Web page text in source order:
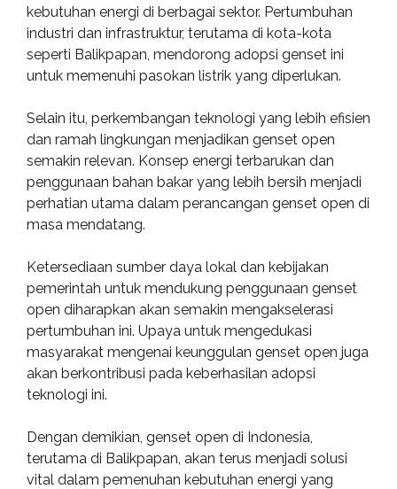
kebutuhan energi di berbagai sektor. Pertumbuhan
industri dan infrastruktur, terutama di kota-kota
seperti Balikpapan, mendorong adopsi genset ini
untuk memenuhi pasokan listrik yang diperlukan.
Selain itu, perkembangan teknologi yang lebih efisien
dan ramah lingkungan menjadikan genset open
semakin relevan. Konsep energi terbarukan dan
penggunaan bahan bakar yang lebih bersih menjadi
perhatian utama dalam perancangan genset open di
masa mendatang.
Ketersediaan sumber daya lokal dan kebijakan
pemerintah untuk mendukung penggunaan genset
open diharapkan akan semakin mengakselerasi
pertumbuhan ini. Upaya untuk mengedukasi
masyarakat mengenai keunggulan genset open juga
akan berkontribusi pada keberhasilan adopsi
teknologi ini.
Dengan demikian, genset open di Indonesia,
terutama di Balikpapan, akan terus menjadi solusi
vital dalam pemenuhan kebutuhan energi yang